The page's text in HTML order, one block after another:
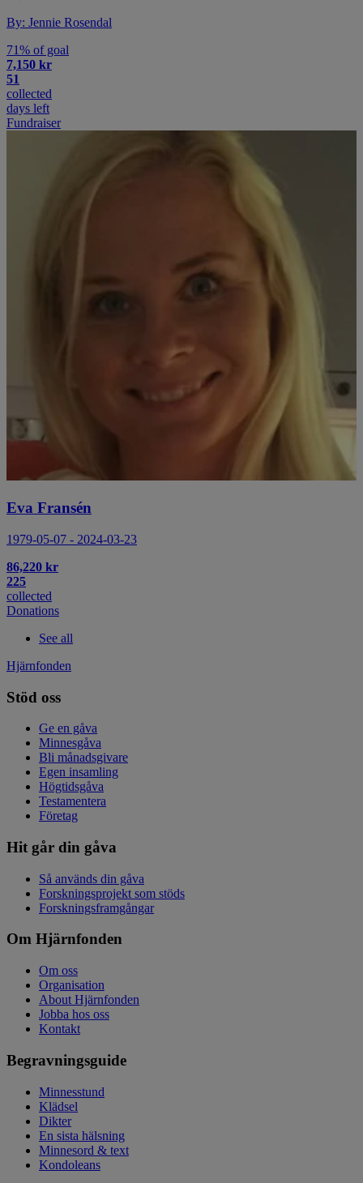
By: Jennie Rosendal
71% of goal
7,150 kr
51
collected
days left
Fundraiser
Eva Fransén
1979-05-07 - 2024-03-23
86,220 kr
225
collected
Donations
See all
Hjärnfonden
Stöd oss
Ge en gåva
Minnesgåva
Bli månadsgivare
Egen insamling
Högtidsgåva
Testamentera
Företag
Hit går din gåva
Så används din gåva
Forskningsprojekt som stöds
Forskningsframgångar
Om Hjärnfonden
Om oss
Organisation
About Hjärnfonden
Jobba hos oss
Kontakt
Begravningsguide
Minnesstund
Klädsel
Dikter
En sista hälsning
Minnesord & text
Kondoleans